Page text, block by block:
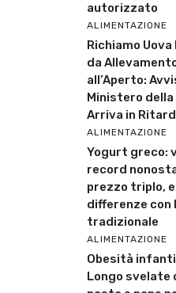
autorizzato
ALIMENTAZIONE
Richiamo Uova
da
all’Aperto:
Ministero della
Arriva in
ALIMENTAZIONE
Yogurt greco:
record
prezzo triplo,
differenze con
tradizionale
ALIMENTAZIONE
Obesità
Longo svelate